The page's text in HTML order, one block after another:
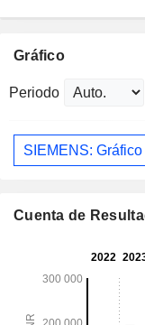
Gráfico
Periodo
SIEMENS:
Cuenta de